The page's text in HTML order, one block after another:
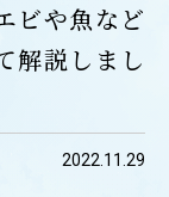
企業・
OPEN CAMPUS
ビや魚など
解説しまし
2022.11.29